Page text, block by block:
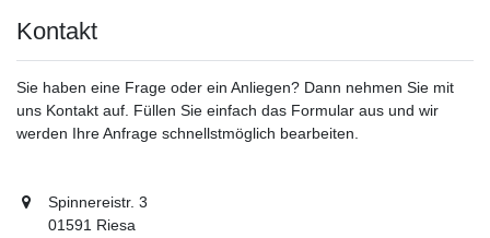
Kontakt
Sie haben eine Frage oder ein Anliegen? Dann nehmen Sie mit
uns Kontakt auf. Füllen Sie einfach das Formular aus und wir
werden Ihre Anfrage schnellstmöglich bearbeiten.
Spinnereistr. 3
01591 Riesa